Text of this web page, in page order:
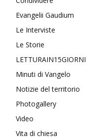
Evangelii Gaudium
Le Interviste
Le Storie
LETTURAIN15GIORNI
Minuti di Vangelo
Notizie del territorio
Photogallery
Video
Vita di chiesa